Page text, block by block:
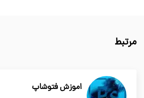
مرتبط
اموزش فتوشاپ